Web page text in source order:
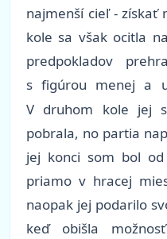
najmenší cieľ - získať
kole sa však ocitla
predpokladov
s figúrou menej a
V druhom kole jej
pobrala, no partia
jej konci som bol
priamo v hracej
naopak jej podarilo
keď obišla